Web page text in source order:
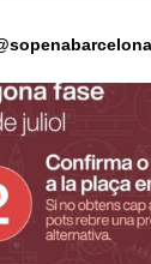
sopenabarcelona